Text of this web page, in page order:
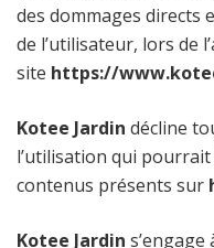
des dommages directs
de l’utilisateur, lors de
site https://
Kotee Jardin décline
l’utilisation qui
contenus présents sur
Kotee Jardin